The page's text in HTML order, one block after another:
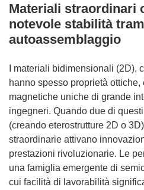
Materiali straordinari
notevole stabilità
autoassemblaggio
I materiali bidimensionali (2D),
hanno spesso proprietà
magnetiche uniche di grande
ingegneri. Quando due di
(creando eterostrutture 2D o
straordinarie attivano
prestazioni rivoluzionarie. Le
una famiglia emergente di
cui facilità di lavorabilità